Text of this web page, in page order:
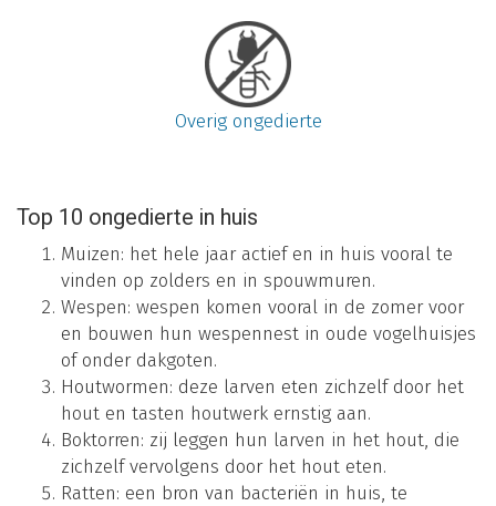
Overig ongedierte
Top 10 ongedierte in huis
Muizen: het hele jaar actief en in huis vooral te
vinden op zolders en in spouwmuren.
Wespen: wespen komen vooral in de zomer voor
en bouwen hun wespennest in oude vogelhuisjes
of onder dakgoten.
Houtwormen: deze larven eten zichzelf door het
hout en tasten houtwerk ernstig aan.
Boktorren: zij leggen hun larven in het hout, die
zichzelf vervolgens door het hout eten.
Ratten: een bron van bacteriën in huis, te